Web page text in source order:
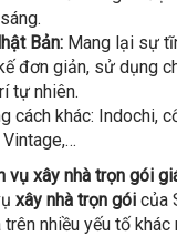
Bản: Mang lại sự
đơn giản, sử dụng
tự nhiên.
cách khác: Indochi,
vụ xây nhà trọn gói
xây nhà trọn gói của
nhiều yếu tố khác